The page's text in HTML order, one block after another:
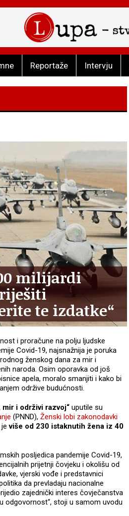
Reportaže Intervju
milijardi
te izdatke“
i proračune na polju ljudske
Covid-19, najsnažnija je poruka
ženskog dana za mir i
naroda. Osim oporavka od još
apela, moralo smanjiti i kako bi
održive budućnosti.
i održivi razvoj“ uputile su
(PNND), Ženski lobi zakonodavki
jeviše od 230 istaknutih žena iz 40
posljedica pandemije Covid-19,
prijetnji čovjeku i okolišu od
vjerski vođe i predstavnici
da prevladaju nacionalne
zajednički interes čovječanstva
odgovornost“, stoji u samom uvodu